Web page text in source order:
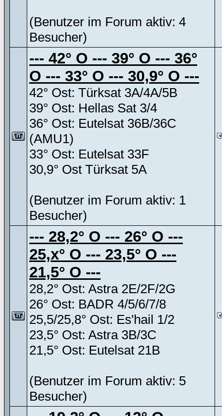
(Benutzer im Forum aktiv: 4
Besucher)
--- 42° O --- 39° O --- 36°
O --- 33° O --- 30,9° O ---
42° Ost: Türksat 3A/4A/5B
39° Ost: Hellas Sat 3/4
36° Ost: Eutelsat 36B/36C
(AMU1)
33° Ost: Eutelsat 33F
30,9° Ost Türksat 5A
(Benutzer im Forum aktiv: 1
Besucher)
--- 28,2° O --- 26° O ---
25,x° O --- 23,5° O ---
21,5° O ---
28,2° Ost: Astra 2E/2F/2G
26° Ost: BADR 4/5/6/7/8
25,5/25,8° Ost: Es'hail 1/2
23,5° Ost: Astra 3B/3C
21,5° Ost: Eutelsat 21B
(Benutzer im Forum aktiv: 5
Besucher)